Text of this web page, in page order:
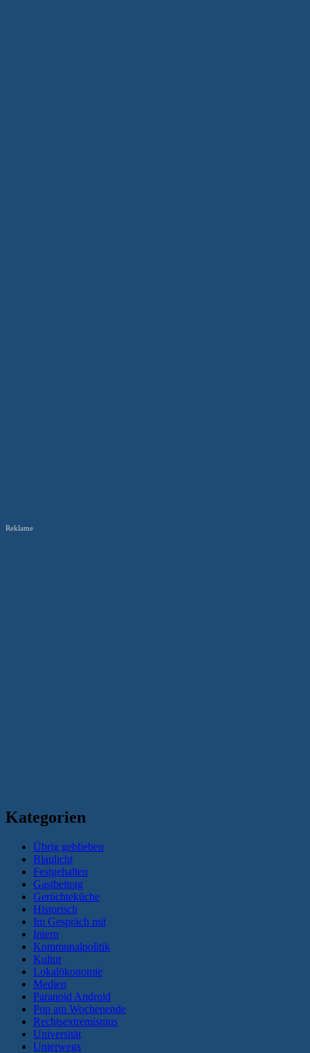
Reklame
Kategorien
Übrig geblieben
Blaulicht
Festgehalten
Gastbeitrag
Gerüchteküche
Historisch
Im Gespräch mit
Intern
Kommunalpolitik
Kultur
Lokalökonomie
Medien
Paranoid Android
Pop am Wochenende
Rechtsextremismus
Universität
Unterwegs